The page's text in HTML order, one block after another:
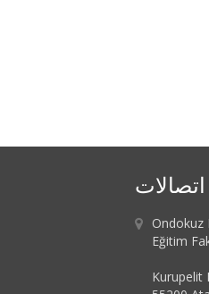
اتصالات
Ondokuz
Eğitim
Kurupelit